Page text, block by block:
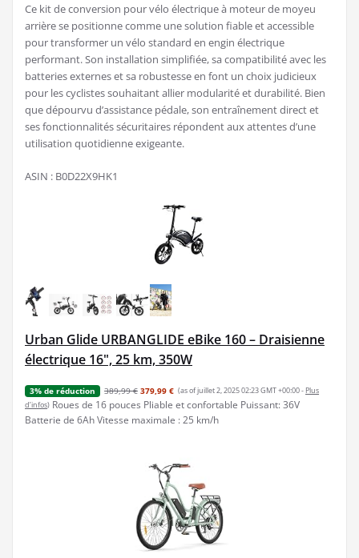
Ce kit de conversion pour vélo électrique à moteur de moyeu
arrière se positionne comme une solution fiable et accessible
pour transformer un vélo standard en engin électrique
performant. Son installation simplifiée, sa compatibilité avec les
batteries externes et sa robustesse en font un choix judicieux
pour les cyclistes souhaitant allier modularité et durabilité. Bien
que dépourvu d’assistance pédale, son entraînement direct et
ses fonctionnalités sécuritaires répondent aux attentes d’une
utilisation quotidienne exigeante.
ASIN : B0D22X9HK1
Urban Glide URBANGLIDE eBike 160 – Draisienne
électrique 16", 25 km, 350W
3% de réduction 389,99 € 379,99 € (as of juillet 2, 2025 02:23 GMT +00:00 - Plus
d’infos) Roues de 16 pouces Pliable et confortable Puissant: 36V
Batterie de 6Ah Vitesse maximale : 25 km/h